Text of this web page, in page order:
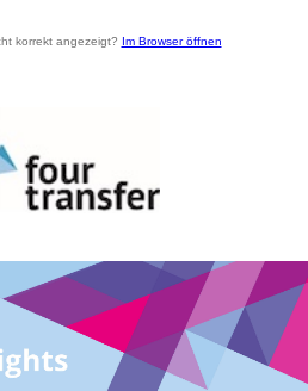
korrekt angezeigt? Im Browser öffnen